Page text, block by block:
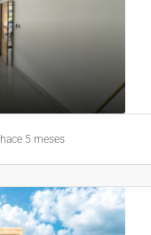
hace 5 meses